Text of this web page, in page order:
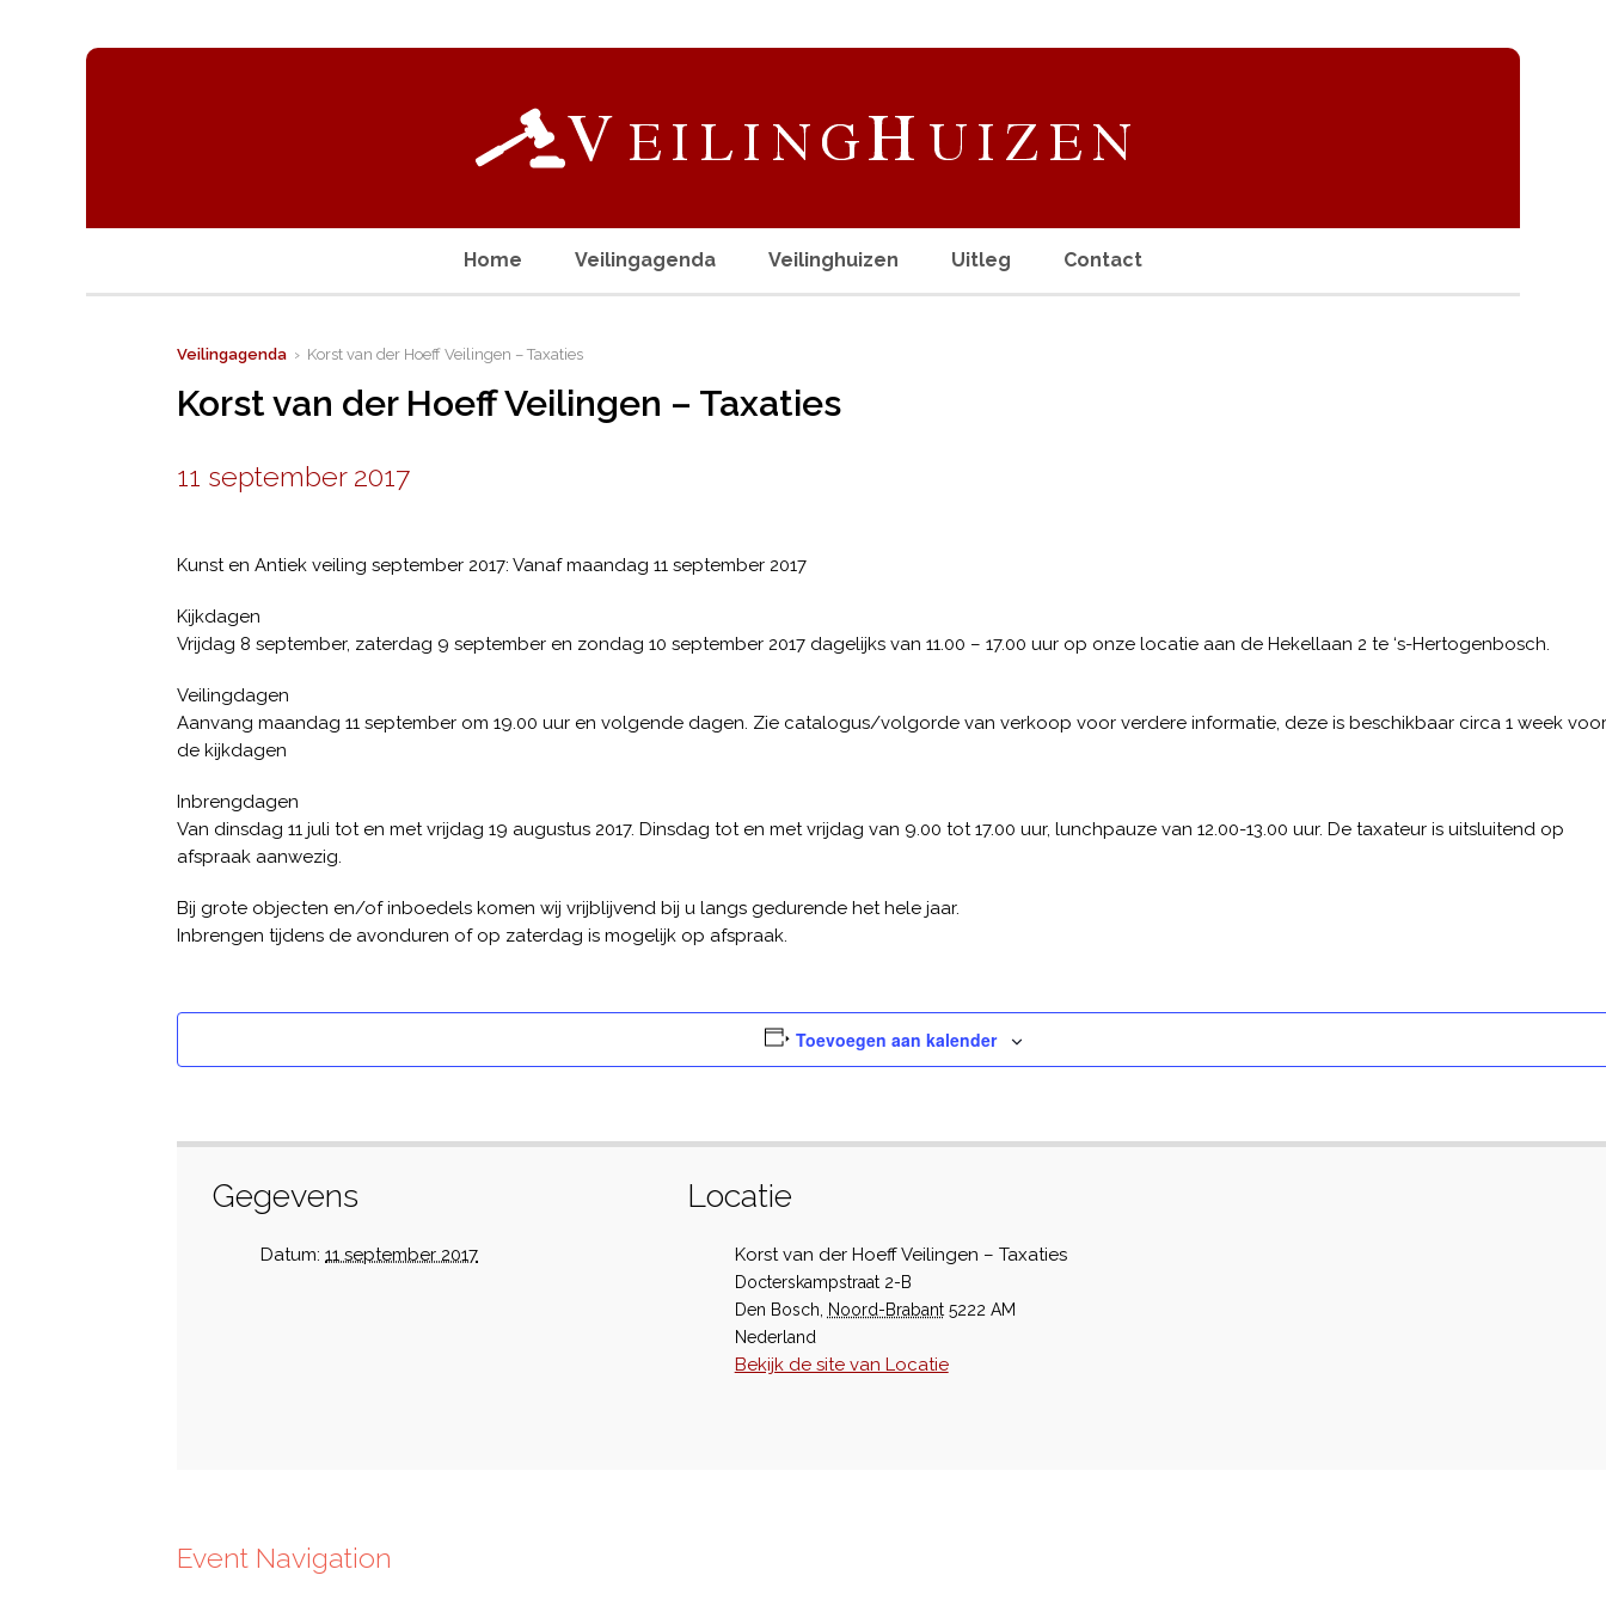
Home Veilingagenda Veilinghuizen Uitleg Contact
Veilingagenda › Korst van der Hoeff Veilingen – Taxaties
Korst van der Hoeff Veilingen – Taxaties
11 september 2017
Kunst en Antiek veiling september 2017: Vanaf maandag 11 september 2017
Kijkdagen
Vrijdag 8 september, zaterdag 9 september en zondag 10 september 2017 dagelijks van 11.00 – 17.00 uur op onze locatie aan de Hekellaan 2 te ‘s-Hertogenbosch.
Veilingdagen
Aanvang maandag 11 september om 19.00 uur en volgende dagen. Zie catalogus/volgorde van verkoop voor verdere informatie, deze is beschikbaar circa 1 week voor
de kijkdagen
Inbrengdagen
Van dinsdag 11 juli tot en met vrijdag 19 augustus 2017. Dinsdag tot en met vrijdag van 9.00 tot 17.00 uur, lunchpauze van 12.00-13.00 uur. De taxateur is uitsluitend op
afspraak aanwezig.
Bij grote objecten en/of inboedels komen wij vrijblijvend bij u langs gedurende het hele jaar.
Inbrengen tijdens de avonduren of op zaterdag is mogelijk op afspraak.
Toevoegen aan kalender
Gegevens
Datum: 11 september 2017
Locatie
Korst van der Hoeff Veilingen – Taxaties
Docterskampstraat 2-B
Den Bosch
Noord-Brabant 5222 AM
Nederland
Bekijk de site van Locatie
Event Navigation